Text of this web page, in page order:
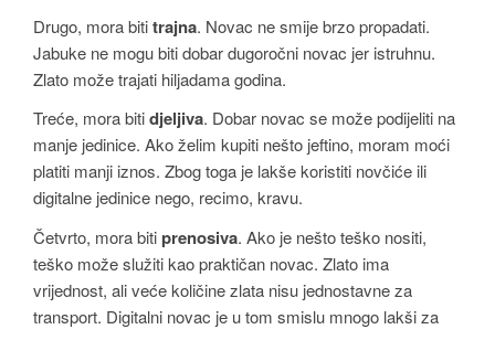
Drugo, mora bititrajna. Novac ne smije brzo propadati.
Jabuke ne mogu biti dobar dugoročni novac jer istruhnu.
Zlato može trajati hiljadama godina.
Treće, mora bitidjeljiva. Dobar novac se može podijeliti na
manje jedinice. Ako želim kupiti nešto jeftino, moram moći
platiti manji iznos. Zbog toga je lakše koristiti novčiće ili
digitalne jedinice nego, recimo, kravu.
Četvrto, mora bitiprenosiva. Ako je nešto teško nositi,
teško može služiti kao praktičan novac. Zlato ima
vrijednost, ali veće količine zlata nisu jednostavne za
transport. Digitalni novac je u tom smislu mnogo lakši za